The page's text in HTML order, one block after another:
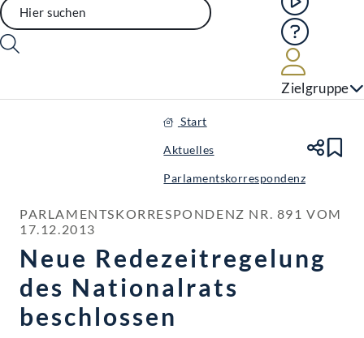
Hilfe
Zielgruppe
Start
Aktuelles
Parlamentskorrespondenz
PARLAMENTSKORRESPONDENZ NR. 891 VOM
17.12.2013
Neue Redezeitregelung
des Nationalrats
beschlossen